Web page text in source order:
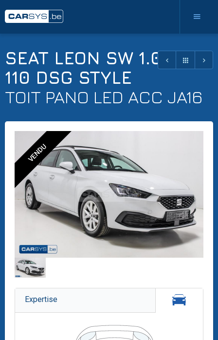
SEAT LEON SW 1.0 ETSI
110 DSG STYLE
TOIT PANO LED ACC JA16
VENDU
Expertise